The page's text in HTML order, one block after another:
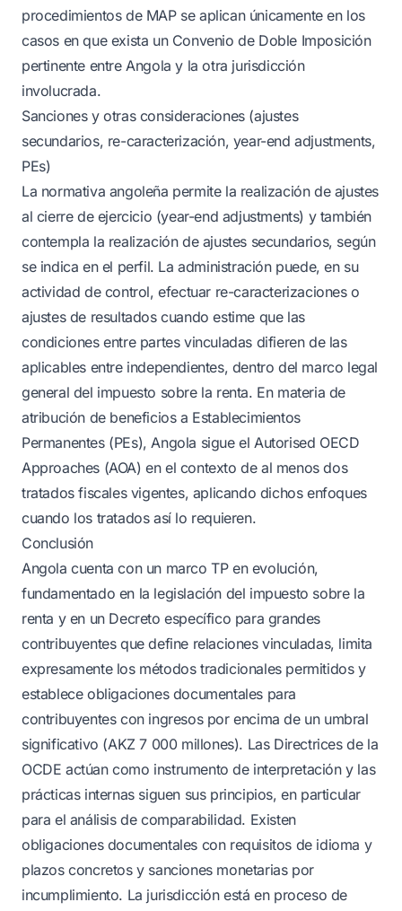
procedimientos de MAP se aplican únicamente en los
casos en que exista un Convenio de Doble Imposición
pertinente entre Angola y la otra jurisdicción
involucrada.
Sanciones y otras consideraciones (ajustes
secundarios, re-caracterización, year-end adjustments,
PEs)
La normativa angoleña permite la realización de ajustes
al cierre de ejercicio (year-end adjustments) y también
contempla la realización de ajustes secundarios, según
se indica en el perfil. La administración puede, en su
actividad de control, efectuar re-caracterizaciones o
ajustes de resultados cuando estime que las
condiciones entre partes vinculadas difieren de las
aplicables entre independientes, dentro del marco legal
general del impuesto sobre la renta. En materia de
atribución de beneficios a Establecimientos
Permanentes (PEs), Angola sigue el Autorised OECD
Approaches (AOA) en el contexto de al menos dos
tratados fiscales vigentes, aplicando dichos enfoques
cuando los tratados así lo requieren.
Conclusión
Angola cuenta con un marco TP en evolución,
fundamentado en la legislación del impuesto sobre la
renta y en un Decreto específico para grandes
contribuyentes que define relaciones vinculadas, limita
expresamente los métodos tradicionales permitidos y
establece obligaciones documentales para
contribuyentes con ingresos por encima de un umbral
significativo (AKZ 7 000 millones). Las Directrices de la
OCDE actúan como instrumento de interpretación y las
prácticas internas siguen sus principios, en particular
para el análisis de comparabilidad. Existen
obligaciones documentales con requisitos de idioma y
plazos concretos y sanciones monetarias por
incumplimiento. La jurisdicción está en proceso de